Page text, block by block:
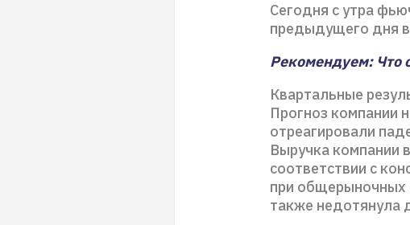
Сегодня с утра
предыдущего дня в
Рекомендуем: Что
Квартальные
Прогноз компании
отреагировали
Выручка компании
соответствии с
при общерыночных
также недотянула